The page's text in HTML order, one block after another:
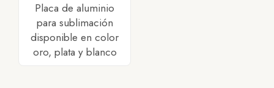
Placa de aluminio
para sublimación
disponible en color
oro, plata y blanco